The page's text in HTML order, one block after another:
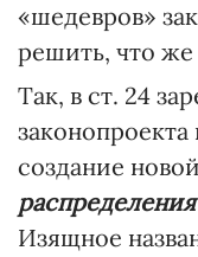
«шедевров»
решить, что
Так, в ст. 24
создание
Изящное